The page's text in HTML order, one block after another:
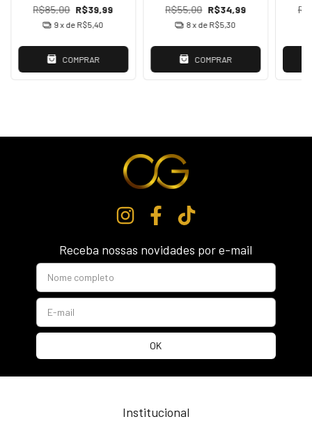
R$85,00 R$39,99
9x de R$5,40
COMPRAR
R$55,00 R$34,99
8 x de R$5,30
COMPRAR
Receba nossas novidades por e-mail
Institucional